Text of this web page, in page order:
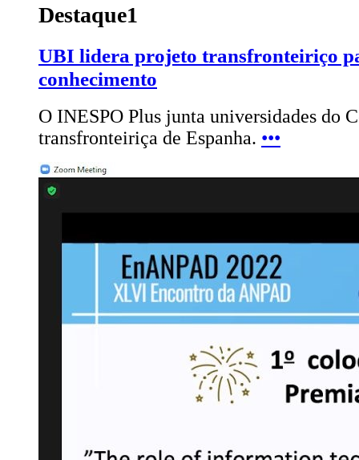
Destaque1
UBI lidera projeto transfronteiriço
conhecimento
O INESPO Plus junta universidades do
transfronteiriça de Espanha. •••